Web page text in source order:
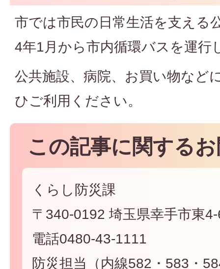
市では市民の日常生活を支える
4年1月から市内循環バスを運行
公共施設、病院、お買い物など
ひご利用ください。
この記事に関する
くらし防災課
〒340-0192 埼玉県幸手市東
電話0480-43-1111
防災担当（内線582・583・